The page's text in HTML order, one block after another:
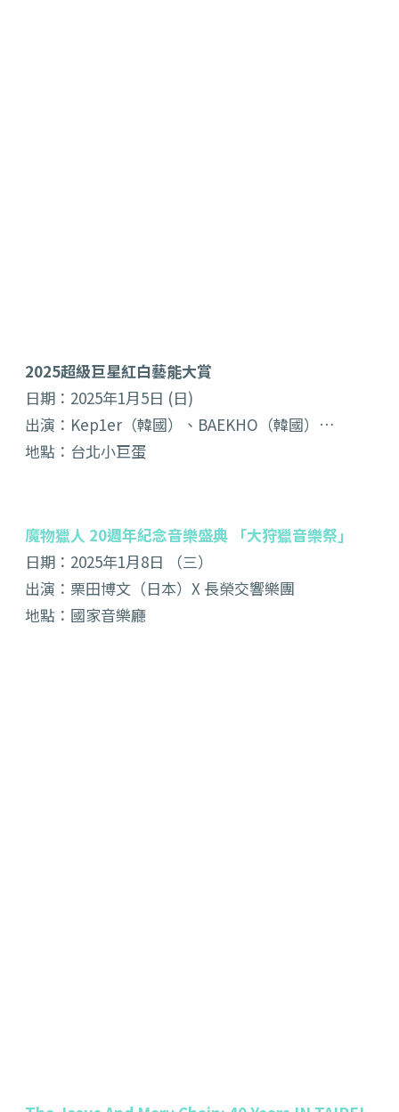
2025超級巨星紅白藝能大賞
日期：2025年1月5日 (日)
出演：Kep1er（韓國）、BAEKHO（韓國）…
地點：台北小巨蛋
魔物獵人 20週年紀念音樂盛典 「大狩獵音樂祭」
日期：2025年1月8日 （三）
出演：栗田博文（日本）X 長榮交響樂團
地點：國家音樂廳